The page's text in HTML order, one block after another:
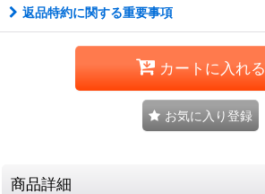
返品特約に関する重要事項
カートに入れる
お気に入り登録
商品詳細